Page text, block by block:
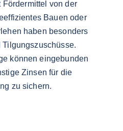
von der
Bauen oder
haben besonders
können eingebunden
Zinsen für die
zu sichern.